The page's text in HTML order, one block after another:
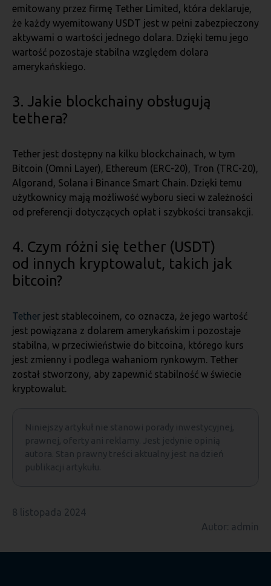
emitowany przez firmę Tether Limited, która deklaruje,
że każdy wyemitowany USDT jest w pełni zabezpieczony
aktywami o wartości jednego dolara. Dzięki temu jego
wartość pozostaje stabilna względem dolara
amerykańskiego.
3. Jakie blockchainy obsługują
tethera?
Tether jest dostępny na kilku blockchainach, w tym
Bitcoin (Omni Layer), Ethereum (ERC-20), Tron (TRC-20),
Algorand, Solana i Binance Smart Chain. Dzięki temu
użytkownicy mają możliwość wyboru sieci w zależności
od preferencji dotyczących opłat i szybkości transakcji.
4. Czym różni się tether (USDT)
od innych kryptowalut, takich jak
bitcoin?
Tether jest stablecoinem, co oznacza, że jego wartość
jest powiązana z dolarem amerykańskim i pozostaje
stabilna, w przeciwieństwie do bitcoina, którego kurs
jest zmienny i podlega wahaniom rynkowym. Tether
został stworzony, aby zapewnić stabilność w świecie
kryptowalut.
Niniejszy artykuł nie stanowi porady inwestycyjnej,
prawnej, oferty ani reklamy. Jest jedynie opinią
autora. Stan prawny treści aktualny jest na dzień
publikacji artykułu.
8 listopada 2024
Autor: admin